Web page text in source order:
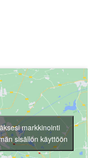
markkinointi
sisällön käyttöön